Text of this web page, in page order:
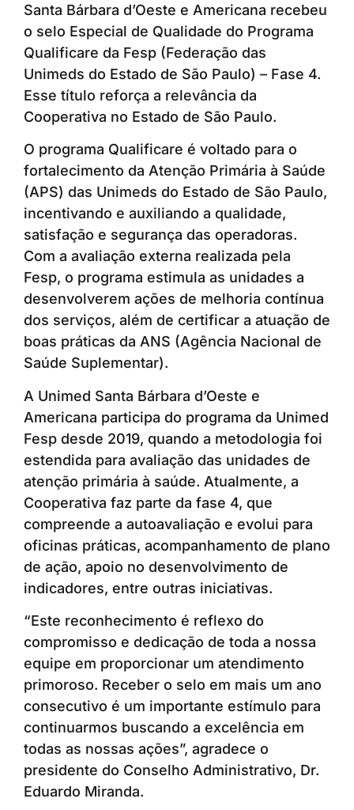
Santa Bárbara d’Oeste e Americana recebeu
o selo Especial de Qualidade do Programa
Qualificare da Fesp (Federação das
Unimeds do Estado de São Paulo) – Fase 4.
Esse título reforça a relevância da
Cooperativa no Estado de São Paulo.
O programa Qualificare é voltado para o
fortalecimento da Atenção Primária à Saúde
(APS) das Unimeds do Estado de São Paulo,
incentivando e auxiliando a qualidade,
satisfação e segurança das operadoras.
Com a avaliação externa realizada pela
Fesp, o programa estimula as unidades a
desenvolverem ações de melhoria contínua
dos serviços, além de certificar a atuação de
boas práticas da ANS (Agência Nacional de
Saúde Suplementar).
A Unimed Santa Bárbara d’Oeste e
Americana participa do programa da Unimed
Fesp desde 2019, quando a metodologia foi
estendida para avaliação das unidades de
atenção primária à saúde. Atualmente, a
Cooperativa faz parte da fase 4, que
compreende a autoavaliação e evolui para
oficinas práticas, acompanhamento de plano
de ação, apoio no desenvolvimento de
indicadores, entre outras iniciativas.
“Este reconhecimento é reflexo do
compromisso e dedicação de toda a nossa
equipe em proporcionar um atendimento
primoroso. Receber o selo em mais um ano
consecutivo é um importante estímulo para
continuarmos buscando a excelência em
todas as nossas ações”, agradece o
presidente do Conselho Administrativo, Dr.
Eduardo Miranda.